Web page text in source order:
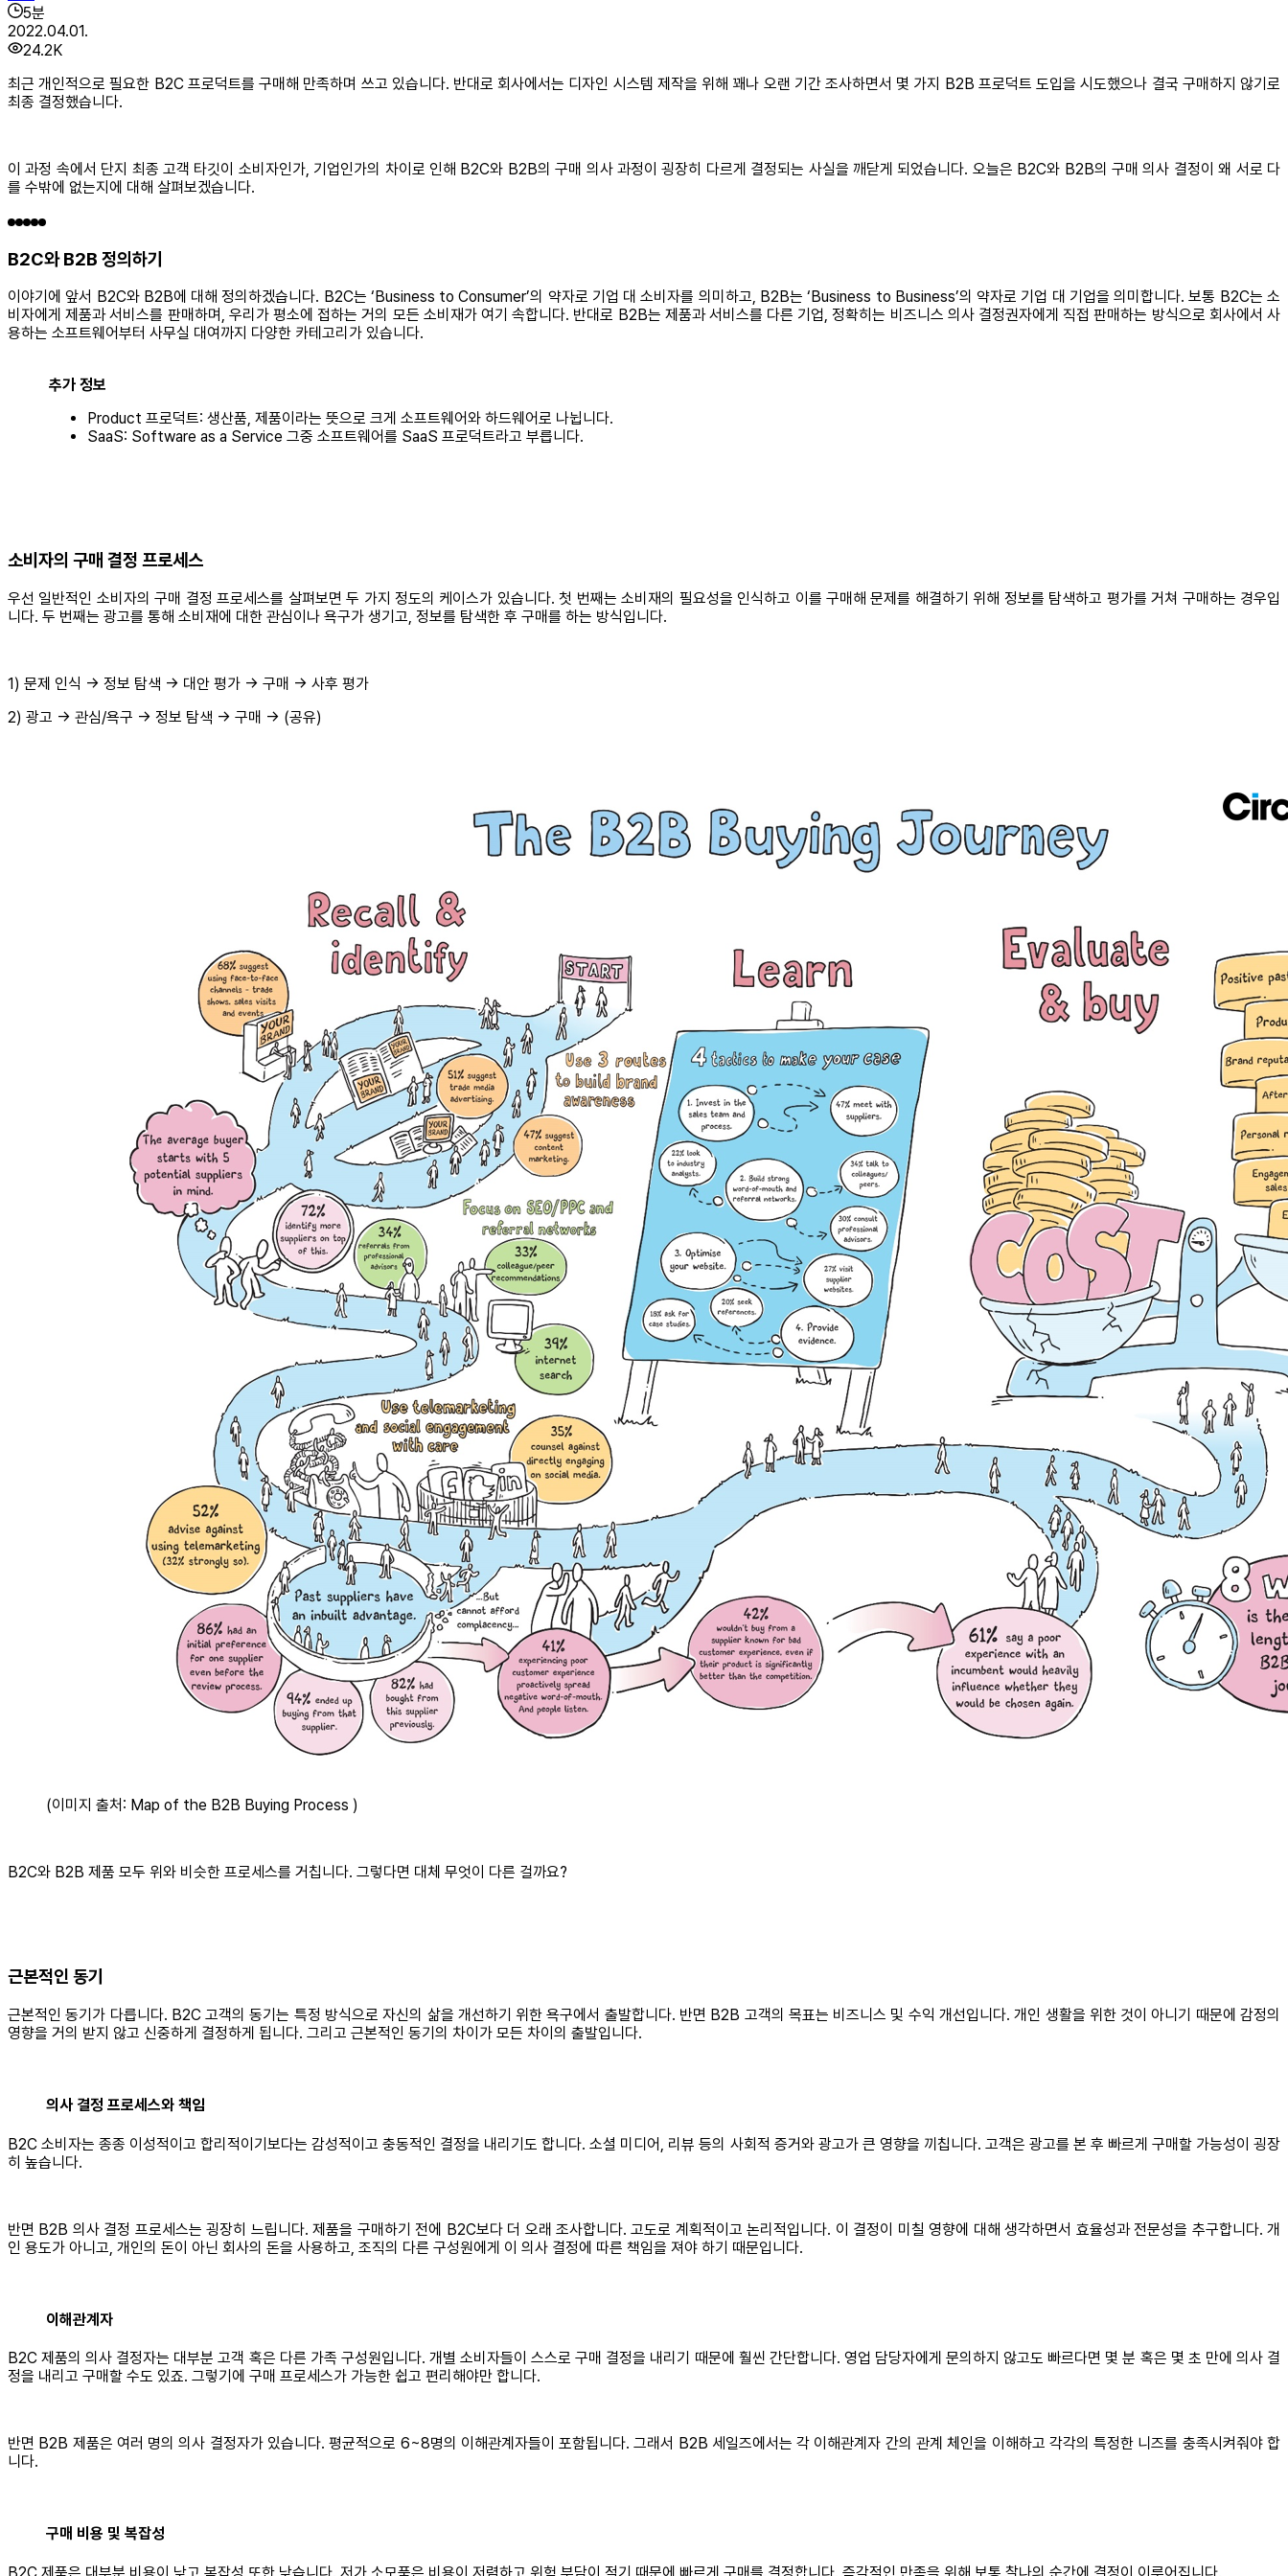
5분
2022.04.01.
24.2K
최근 개인적으로 필요한 B2C 프로덕트를 구매해 만족하며 쓰고 있습니다. 반대로 회사에서는 디자인 시스템 제작을 위해 꽤나 오랜 기간 조사하면서 몇 가지 B2B 프로덕트 도입을 시도했으나 결국 구매하지 않기로
최종 결정했습니다.
이 과정 속에서 단지 최종 고객 타깃이 소비자인가, 기업인가의 차이로 인해 B2C와 B2B의 구매 의사 과정이 굉장히 다르게 결정되는 사실을 깨닫게 되었습니다. 오늘은 B2C와 B2B의 구매 의사 결정이 왜 서로 다
를 수밖에 없는지에 대해 살펴보겠습니다.
B2C와 B2B 정의하기
이야기에 앞서 B2C와 B2B에 대해 정의하겠습니다. B2C는 ‘Business to Consumer’의 약자로 기업 대 소비자를 의미하고, B2B는 ‘Business to Business’의 약자로 기업 대 기업을 의미합니다. 보통 B2C는 소
비자에게 제품과 서비스를 판매하며, 우리가 평소에 접하는 거의 모든 소비재가 여기 속합니다. 반대로 B2B는 제품과 서비스를 다른 기업, 정확히는 비즈니스 의사 결정권자에게 직접 판매하는 방식으로 회사에서 사
용하는 소프트웨어부터 사무실 대여까지 다양한 카테고리가 있습니다.
추가 정보
Product 프로덕트: 생산품, 제품이라는 뜻으로 크게 소프트웨어와 하드웨어로 나뉩니다.
SaaS: Software as a Service 그중 소프트웨어를 SaaS 프로덕트라고 부릅니다.
소비자의 구매 결정 프로세스
우선 일반적인 소비자의 구매 결정 프로세스를 살펴보면 두 가지 정도의 케이스가 있습니다. 첫 번째는 소비재의 필요성을 인식하고 이를 구매해 문제를 해결하기 위해 정보를 탐색하고 평가를 거쳐 구매하는 경우입
니다. 두 번째는 광고를 통해 소비재에 대한 관심이나 욕구가 생기고, 정보를 탐색한 후 구매를 하는 방식입니다.
1) 문제 인식 → 정보 탐색 → 대안 평가 → 구매 → 사후 평가
2) 광고 → 관심/욕구 → 정보 탐색 → 구매 → (공유)
(이미지 출처: Map of the B2B Buying Process )
B2C와 B2B 제품 모두 위와 비슷한 프로세스를 거칩니다. 그렇다면 대체 무엇이 다른 걸까요?
근본적인 동기
근본적인 동기가 다릅니다. B2C 고객의 동기는 특정 방식으로 자신의 삶을 개선하기 위한 욕구에서 출발합니다. 반면 B2B 고객의 목표는 비즈니스 및 수익 개선입니다. 개인 생활을 위한 것이 아니기 때문에 감정의
영향을 거의 받지 않고 신중하게 결정하게 됩니다. 그리고 근본적인 동기의 차이가 모든 차이의 출발입니다.
의사 결정 프로세스와 책임
B2C 소비자는 종종 이성적이고 합리적이기보다는 감성적이고 충동적인 결정을 내리기도 합니다. 소셜 미디어, 리뷰 등의 사회적 증거와 광고가 큰 영향을 끼칩니다. 고객은 광고를 본 후 빠르게 구매할 가능성이 굉장
히 높습니다.
반면 B2B 의사 결정 프로세스는 굉장히 느립니다. 제품을 구매하기 전에 B2C보다 더 오래 조사합니다. 고도로 계획적이고 논리적입니다. 이 결정이 미칠 영향에 대해 생각하면서 효율성과 전문성을 추구합니다. 개
인 용도가 아니고, 개인의 돈이 아닌 회사의 돈을 사용하고, 조직의 다른 구성원에게 이 의사 결정에 따른 책임을 져야 하기 때문입니다.
이해관계자
B2C 제품의 의사 결정자는 대부분 고객 혹은 다른 가족 구성원입니다. 개별 소비자들이 스스로 구매 결정을 내리기 때문에 훨씬 간단합니다. 영업 담당자에게 문의하지 않고도 빠르다면 몇 분 혹은 몇 초 만에 의사 결
정을 내리고 구매할 수도 있죠. 그렇기에 구매 프로세스가 가능한 쉽고 편리해야만 합니다.
반면 B2B 제품은 여러 명의 의사 결정자가 있습니다. 평균적으로 6~8명의 이해관계자들이 포함됩니다. 그래서 B2B 세일즈에서는 각 이해관계자 간의 관계 체인을 이해하고 각각의 특정한 니즈를 충족시켜줘야 합
니다.
구매 비용 및 복잡성